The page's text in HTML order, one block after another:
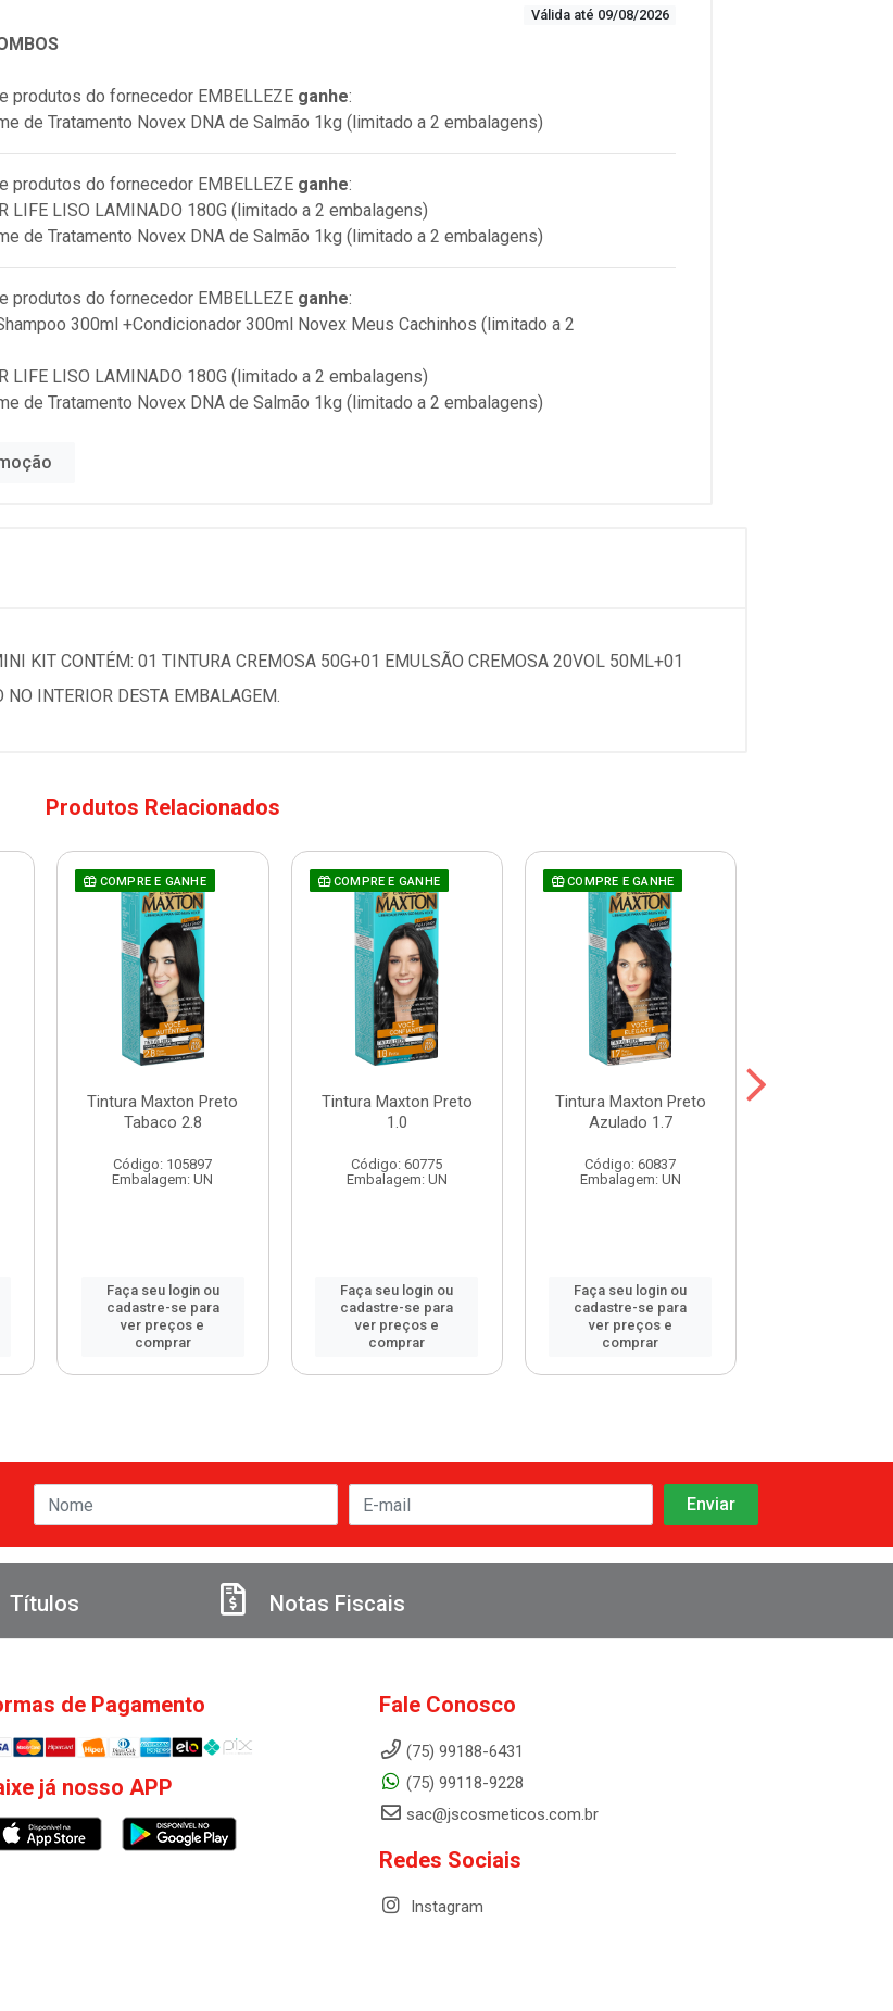
Válida até 09/08/2026
produtos do fornecedor EMBELLEZE ganhe:
de Tratamento Novex DNA de Salmão 1kg (limitado a 2 embalagens)
produtos do fornecedor EMBELLEZE ganhe:
LIFE LISO LAMINADO 180G (limitado a 2 embalagens)
de Tratamento Novex DNA de Salmão 1kg (limitado a 2 embalagens)
produtos do fornecedor EMBELLEZE ganhe:
300ml +Condicionador 300ml Novex Meus Cachinhos (limitado a 2
LIFE LISO LAMINADO 180G (limitado a 2 embalagens)
de Tratamento Novex DNA de Salmão 1kg (limitado a 2 embalagens)
KIT CONTÉM: 01 TINTURA CREMOSA 50G+01 EMULSÃO CREMOSA 20VOL 50ML+01
INTERIOR DESTA EMBALAGEM.
Produtos Relacionados
COMPRE E GANHE
Tintura Maxton Preto
Tabaco 2.8
Código: 105897
Embalagem: UN
Faça seu login ou
cadastre-se para
ver preços e
comprar
COMPRE E GANHE
Tintura Maxton Preto
1.0
Código: 60775
Embalagem: UN
Faça seu login ou
cadastre-se para
ver preços e
comprar
COMPRE E GANHE
Tintura Maxton Preto
Azulado 1.7
Código: 60837
Embalagem: UN
Faça seu login ou
cadastre-se para
ver preços e
comprar
Títulos Notas Fiscais
de Pagamento
já nosso APP
Fale Conosco
(75) 99188-6431
(75) 99118-9228
sac@jscosmeticos.com.br
Redes Sociais
Instagram